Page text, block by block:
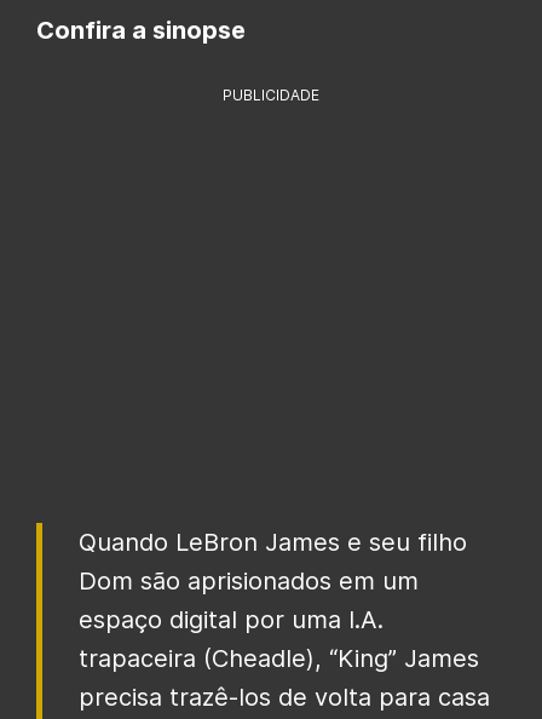
Confira a sinopse
PUBLICIDADE
Quando LeBron James e seu filho
Dom são aprisionados em um
espaço digital por uma I.A.
trapaceira (Cheadle), “King” James
precisa trazê-los de volta para casa